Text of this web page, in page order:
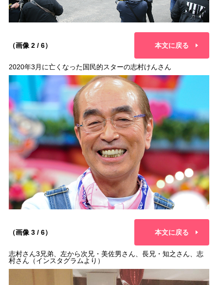
（画像 2 / 6） 本文に戻る
2020年3月に亡くなった国民的スターの志村けんさん
（画像 3 / 6） 本文に戻る
志村さん3兄弟、左から次兄・美佐男さん、長兄・知之さん、志
村さん（インスタグラムより）